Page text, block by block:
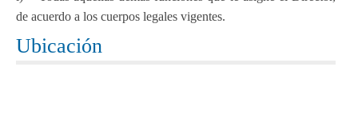
de acuerdo a los cuerpos legales vigentes.
Ubicación